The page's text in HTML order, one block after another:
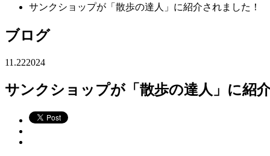
サンクショップが「散歩の達人」に紹介されました！
ブログ
11.222024
サンクショップが「散歩の達人」に紹